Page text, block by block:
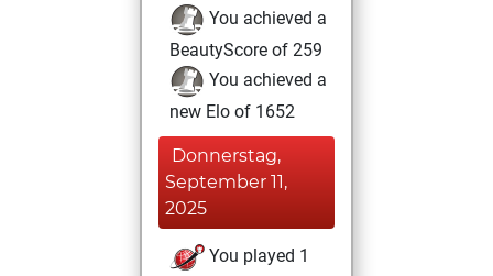
You achieved a
BeautyScore of 259
You achieved a
new Elo of 1652
Donnerstag,
September 11,
2025
You played 1